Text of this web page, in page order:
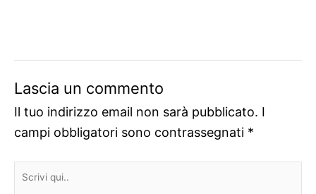
Lascia un commento
Il tuo indirizzo email non sarà pubblicato. I
campi obbligatori sono contrassegnati *
Scrivi